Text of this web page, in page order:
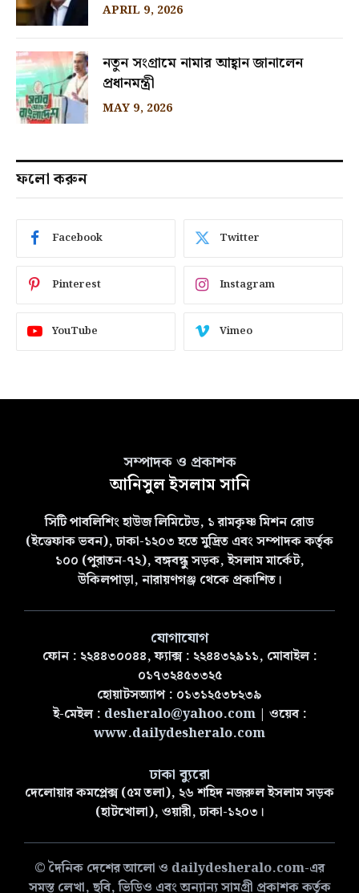
APRIL 9, 2026
নতুন সংগ্রামে নামার আহ্বান জানালেন
প্রধানমন্ত্রী
MAY 9, 2026
ফলো করুন
Facebook Twitter
Pinterest Instagram
YouTube Vimeo
সম্পাদক ও প্রকাশক
আনিসুল ইসলাম সানি
সিটি পাবলিশিং হাউজ লিমিটেড, ১ রামকৃষ্ণ মিশন রোড
(ইত্তেফাক ভবন), ঢাকা-১২০৩ হতে মুদ্রিত এবং সম্পাদক কর্তৃক
১০০ (পুরাতন-৭২), বঙ্গবন্ধু সড়ক, ইসলাম মার্কেট,
উকিলপাড়া, নারায়ণগঞ্জ থেকে প্রকাশিত।
যোগাযোগ
ফোন : ২২৪৪৩০০৪৪, ফ্যাক্স : ২২৪৪৩২৯১১, মোবাইল :
০১৭৩২৪৫৩৩২৫
হোয়াটসঅ্যাপ : ০১৩১২৫৩৮২৩৯
ই-মেইল : desheralo@yahoo.com| ওয়েব :
www.dailydesheralo.com
ঢাকা ব্যুরো
দেলোয়ার কমপ্লেক্স (৫ম তলা), ২৬ শহিদ নজরুল ইসলাম সড়ক
(হাটখোলা), ওয়ারী, ঢাকা-১২০৩।
© দৈনিক দেশের আলো ও dailydesheralo.com-এর
সমস্ত লেখা, ছবি, ভিডিও এবং অন্যান্য সামগ্রী প্রকাশক কর্তৃক